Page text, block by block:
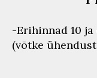
-Erihinnad 10
(võtke